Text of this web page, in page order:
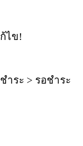
ก้ไข !
ชําระ > รอชําระ